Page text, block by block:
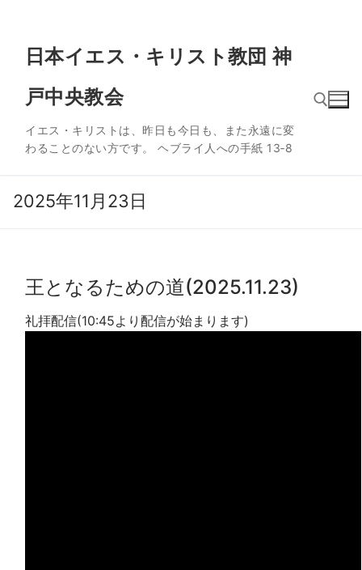
日本イエス・キリスト教団 神
戸中央教会
イエス・キリストは、昨日も今日も、また永遠に変
わることのない方です。 ヘブライ人への手紙 13‐8
2025年11月23日
王となるための道(2025.11.23)
礼拝配信(10:45より配信が始まります)